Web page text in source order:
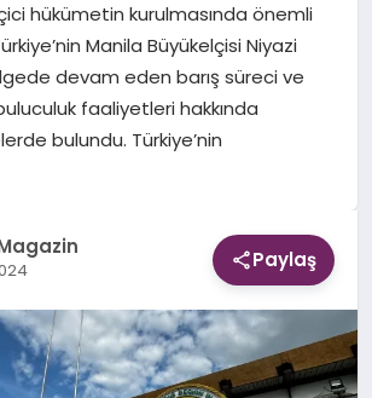
hükümetin kurulmasında önemli
Manila Büyükelçisi Niyazi
devam eden barış süreci ve
faaliyetleri hakkında
bulundu. Türkiye’nin
Paylaş